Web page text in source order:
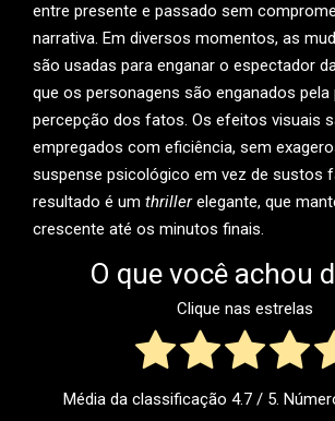
entre presente e passado sem
narrativa. Em diversos momentos, as
são usadas para enganar o espectador
que os personagens são enganados pela
percepção dos fatos. Os efeitos visuais
empregados com eficiência, sem
suspense psicológico em vez de sustos
resultado é um thrillerelegante, que
crescente até os minutos finais.
O que você achou
Clique nas estrelas
Média da classificação 4.7 / 5.